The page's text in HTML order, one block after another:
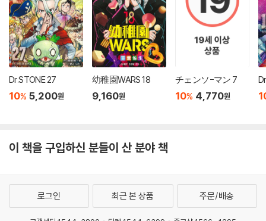
Dr.STONE 27
10% 5,200원
幼稚園WARS 18
9,160원
チェンソ-マン 7
10% 4,770원
이 책을 구입하신 분들이 산 분야 책
로그인 최근 본 상품 주문/배송